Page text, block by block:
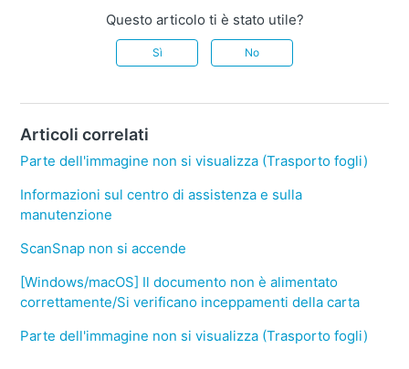
Questo articolo ti è stato utile?
Sì No
Articoli correlati
Parte dell'immagine non si visualizza (Trasporto fogli)
Informazioni sul centro di assistenza e sulla
manutenzione
ScanSnap non si accende
[Windows/macOS] Il documento non è alimentato
correttamente/Si verificano inceppamenti della carta
Parte dell'immagine non si visualizza (Trasporto fogli)